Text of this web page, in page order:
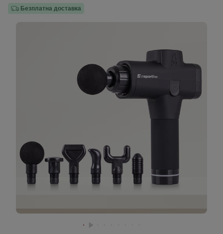
Безплатна доставка